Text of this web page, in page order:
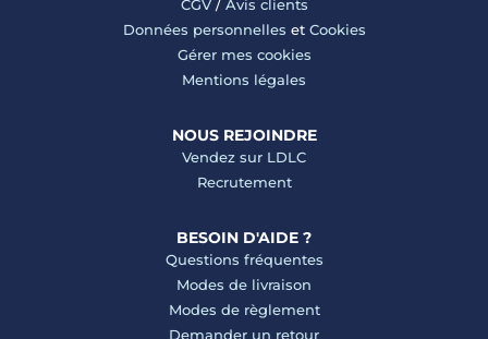
CGV/ Avis clients
Données personnelles et Cookies
Gérer mes cookies
Mentions légales
NOUS REJOINDRE
Vendez sur LDLC
Recrutement
BESOIN D'AIDE ?
Questions fréquentes
Modes de livraison
Modes de règlement
Demander un retour